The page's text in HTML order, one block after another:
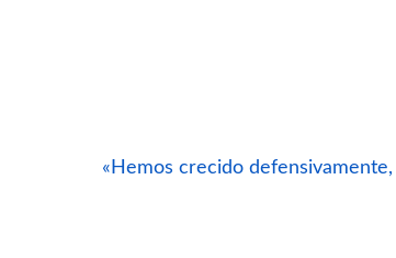
«Hemos crecido